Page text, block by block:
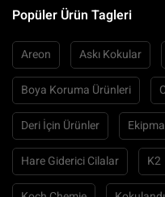
Popüler Ürün Tagleri
Areon Askı Kokular
Boya Koruma Ürünleri
Deri İçin Ürünler
Hare Giderici Cilalar K2